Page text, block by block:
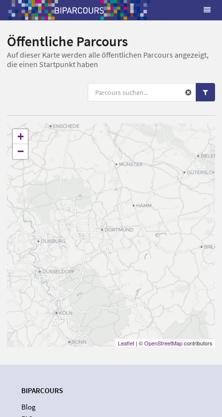
Öffentliche Parcours
Auf dieser Karte werden alle öffentlichen Parcours angezeigt,
die einen Startpunkt haben
+
−
Leaflet | ©OpenStreetMapcontributors
BIPARCOURS
Blog